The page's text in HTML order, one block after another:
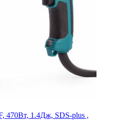
470Вт, 1.4Дж, SDS-plus ,